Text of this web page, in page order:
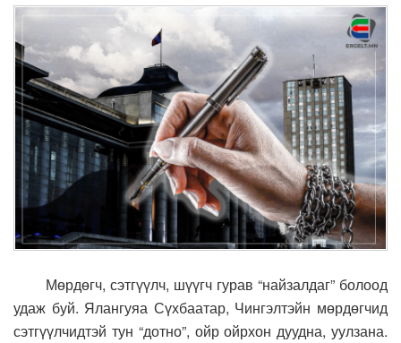
Мөрдөгч, сэтгүүлч, шүүгч гурав “найзалдаг” болоод
удаж буй. Ялангуяа Сүхбаатар, Чингэлтэйн мөрдөгчид
сэтгүүлчидтэй тун “дотно”, ойр ойрхон дуудна, уулзана.